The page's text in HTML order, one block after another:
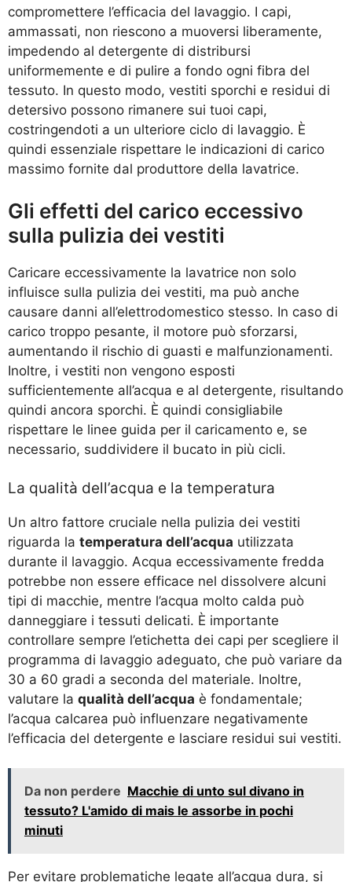
compromettere l’efficacia del lavaggio. I capi,
ammassati, non riescono a muoversi liberamente,
impedendo al detergente di distribursi
uniformemente e di pulire a fondo ogni fibra del
tessuto. In questo modo, vestiti sporchi e residui di
detersivo possono rimanere sui tuoi capi,
costringendoti a un ulteriore ciclo di lavaggio. È
quindi essenziale rispettare le indicazioni di carico
massimo fornite dal produttore della lavatrice.
Gli effetti del carico eccessivo
sulla pulizia dei vestiti
Caricare eccessivamente la lavatrice non solo
influisce sulla pulizia dei vestiti, ma può anche
causare danni all’elettrodomestico stesso. In caso di
carico troppo pesante, il motore può sforzarsi,
aumentando il rischio di guasti e malfunzionamenti.
Inoltre, i vestiti non vengono esposti
sufficientemente all’acqua e al detergente, risultando
quindi ancora sporchi. È quindi consigliabile
rispettare le linee guida per il caricamento e, se
necessario, suddividere il bucato in più cicli.
La qualità dell’acqua e la temperatura
Un altro fattore cruciale nella pulizia dei vestiti
riguarda la temperatura dell’acqua utilizzata
durante il lavaggio. Acqua eccessivamente fredda
potrebbe non essere efficace nel dissolvere alcuni
tipi di macchie, mentre l’acqua molto calda può
danneggiare i tessuti delicati. È importante
controllare sempre l’etichetta dei capi per scegliere il
programma di lavaggio adeguato, che può variare da
30 a 60 gradi a seconda del materiale. Inoltre,
valutare la qualità dell’acqua è fondamentale;
l’acqua calcarea può influenzare negativamente
l’efficacia del detergente e lasciare residui sui vestiti.
Da non perdere Macchie di unto sul divano in
tessuto? L'amido di mais le assorbe in pochi
minuti
Per evitare problematiche legate all’acqua dura, si